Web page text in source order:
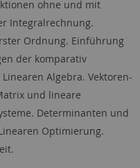
ohne und mit
Integralrechnung.
Ordnung. Einführung
der komparativ
Algebra. Vektoren-
und lineare
Determinanten und
Optimierung.